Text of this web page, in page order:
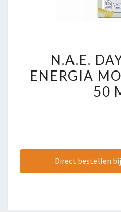
N.A.E.
ENERGIA
50
Direct bestellen